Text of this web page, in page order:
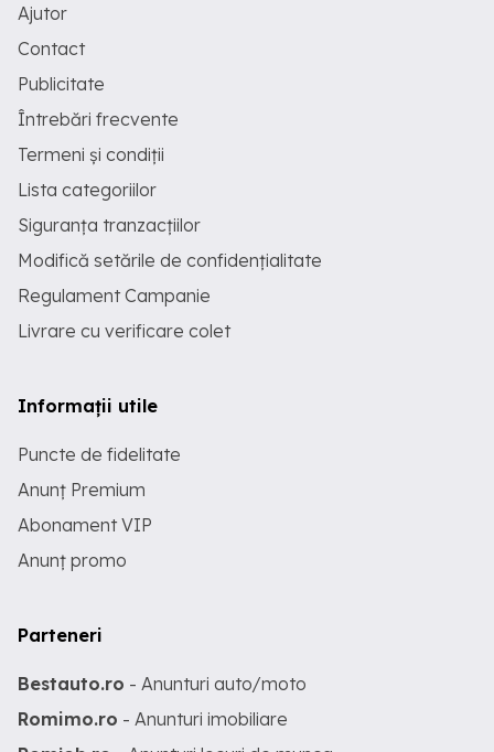
Ajutor
Contact
Publicitate
Întrebări frecvente
Termeni și condiții
Lista categoriilor
Siguranța tranzacțiilor
Modifică setările de confidențialitate
Regulament Campanie
Livrare cu verificare colet
Informații utile
Puncte de fidelitate
Anunț Premium
Abonament VIP
Anunț promo
Parteneri
Bestauto.ro - Anunturi auto/moto
Romimo.ro - Anunturi imobiliare